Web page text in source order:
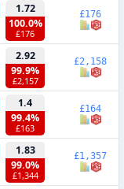
1.72
100.0%
£176
£176
2.92
99.9%
£2,157
£2,158
1.4
99.4%
£163
£164
1.83
99.0%
£1,344
£1,357